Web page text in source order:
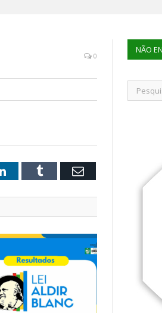
0
LinkedInTumblr Email
NÃO